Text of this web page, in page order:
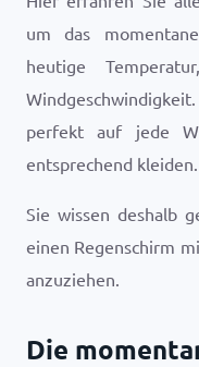
um das
heutige
perfekt auf jede
entsprechend kleiden.
Sie wissen deshalb
einen Regenschirm
anzuziehen.
Die